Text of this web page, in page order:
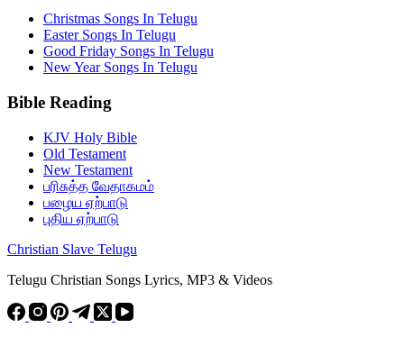
Christmas Songs In Telugu
Easter Songs In Telugu
Good Friday Songs In Telugu
New Year Songs In Telugu
Bible Reading
KJV Holy Bible
Old Testament
New Testament
பரிசுத்த வேதாகமம்
பழைய ஏற்பாடு
புதிய ஏற்பாடு
Christian Slave Telugu
Telugu Christian Songs Lyrics, MP3 & Videos